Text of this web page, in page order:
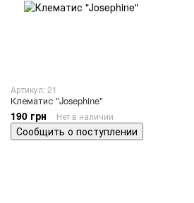
Артикул: 21
Клематис "Josephine"
190 грн Нет в наличии
Сообщить о поступлении